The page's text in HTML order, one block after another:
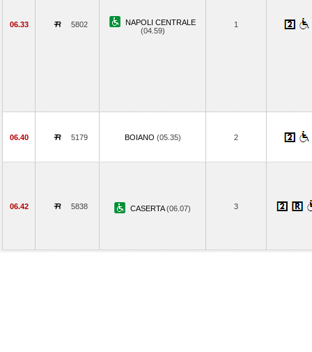
06.33 5802
NAPOLI CENTRALE
(04.59)
1
06.40 5179 BOIANO (05.35) 2
06.42 5838 CASERTA(06.07) 3